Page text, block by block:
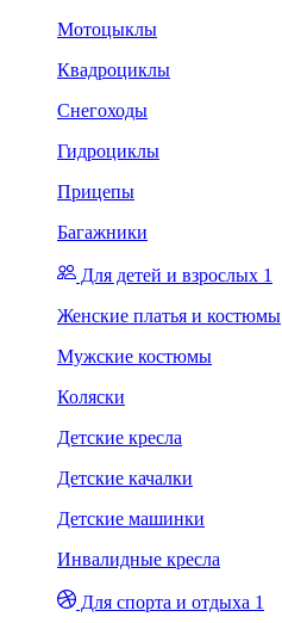
Мотоцыклы
Квадроциклы
Снегоходы
Гидроциклы
Прицепы
Багажники
Для детей и взрослых 1
Женские платья и костюмы
Мужские костюмы
Коляски
Детские кресла
Детские качалки
Детские машинки
Инвалидные кресла
Для спорта и отдыха 1